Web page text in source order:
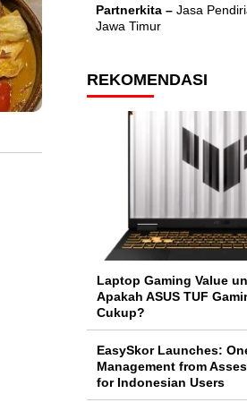
Partnerkita – Jasa
Jawa Timur
REKOMENDASI
Laptop Gaming Value
Apakah ASUS TUF
Cukup?
EasySkor Launches:
Management from
for Indonesian Users